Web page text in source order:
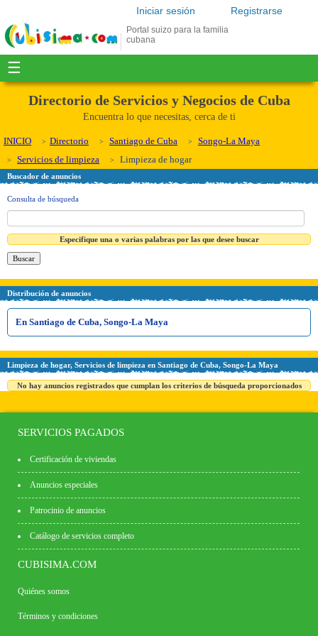
Registrarse
Iniciar sesión
Portal suizo para la familia
cubana
☰
Directorio de Servicios y Negocios de Cuba
Encuentra lo que necesitas, cerca de ti
INICIO Directorio Santiago de Cuba
Songo-La Maya
Servicios de limpieza
Limpieza de hogar
Buscador de anuncios
Consulta de búsqueda
Especifique una o varias palabras por las que desee buscar
Distribución de anuncios
En Santiago de Cuba, Songo-La Maya
Limpieza de hogar, Servicios de limpieza en Santiago de Cuba, Songo-La Maya
No hay anuncios registrados que cumplan los criterios de búsqueda proporcionados
SERVICIOS PAGADOS
Certificación de viviendas
Anuncios especiales
Patrocinio de anuncios
Catálogo de servicios completo
CUBISIMA.COM
Quiénes somos
Términos y condiciones